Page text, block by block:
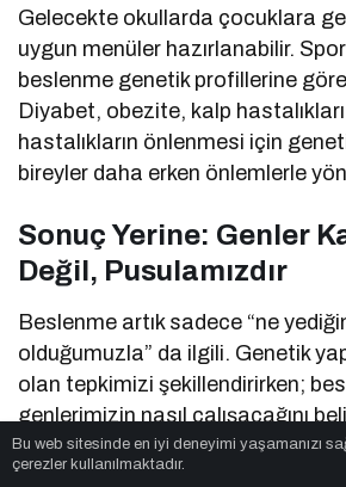
Gelecekte okullarda çocuklara
uygun menüler hazırlanabilir.
beslenme genetik profillerine
Diyabet, obezite, kalp
hastalıkların önlenmesi için
bireyler daha erken önlemlerle
Sonuç Yerine: Genler
Değil, Pusulamızdır
Beslenme artık sadece “ne
olduğumuzla” da ilgili. Genetik
olan tepkimizi şekillendirirken;
genlerimizin nasıl çalışacağını
Nutrigenetik ve nutrigenomik,
ilişkiyi bilimsel bir temel üzerine
Bu web sitesinde en iyi deneyimi yaşamanızı
çerezler kullanılmaktadır.